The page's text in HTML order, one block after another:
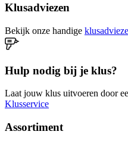
Klusadviezen
Bekijk onze handige
Hulp nodig bij je klus?
Laat jouw klus uitvoeren door
Klusservice
Assortiment